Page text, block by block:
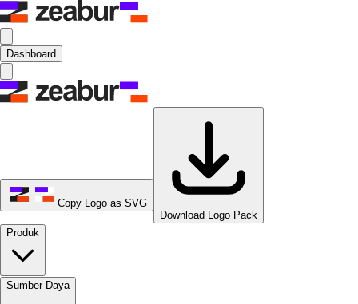
Dashboard
Copy Logo as SVG
Download Logo Pack
Produk
Sumber Daya